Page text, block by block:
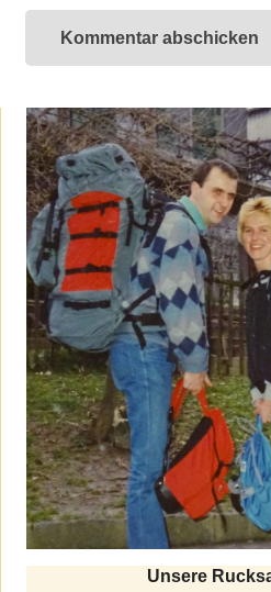
Kommentar abschicken
Unsere